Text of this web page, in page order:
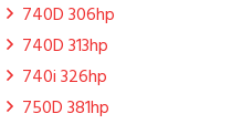
740D 306hp
740D 313hp
740i 326hp
750D 381hp